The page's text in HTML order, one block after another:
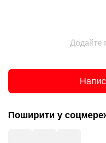
Додайте
Поширити у